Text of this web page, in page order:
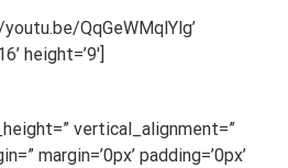
QqGeWMqlYlg’
height=’9′]
vertical_alignment=”
margin=’0px’ padding=’0px’